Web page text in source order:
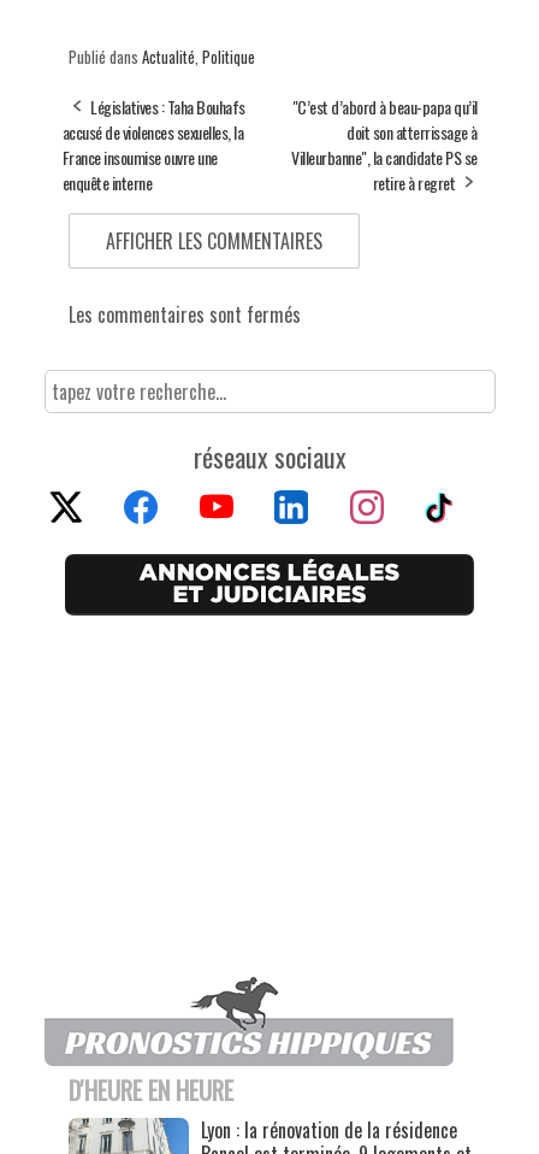
Publié dans Actualité Politique
Législatives : Taha Bouhafs
accusé de violences sexuelles, la
France insoumise ouvre une
enquête interne
"C’est d’abord à beau-papa qu’il
doit son atterrissage à
Villeurbanne", la candidate PS se
retire à regret
AFFICHER LES COMMENTAIRES
Les commentaires sont fermés
réseaux sociaux
D'HEURE EN HEURE
Lyon : la rénovation de la résidence